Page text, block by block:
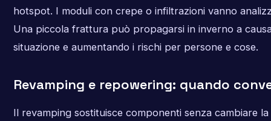
hotspot. I moduli con crepe o infiltrazioni vanno
Una piccola frattura può propagarsi in inverno a
situazione e aumentando i rischi per persone e cose.
Revamping e repowering: quando
Il revamping sostituisce componenti senza cambiare